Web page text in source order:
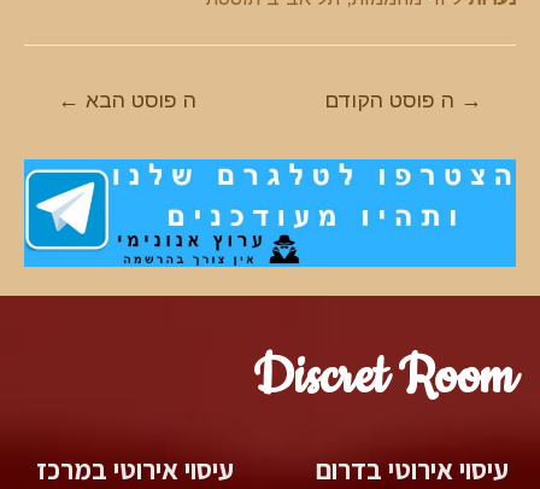
ניווט
→ ה פוסט הקודם ה פוסט הבא ←
Discret Room
עיסוי אירוטי בדרום עיסוי אירוטי במרכז